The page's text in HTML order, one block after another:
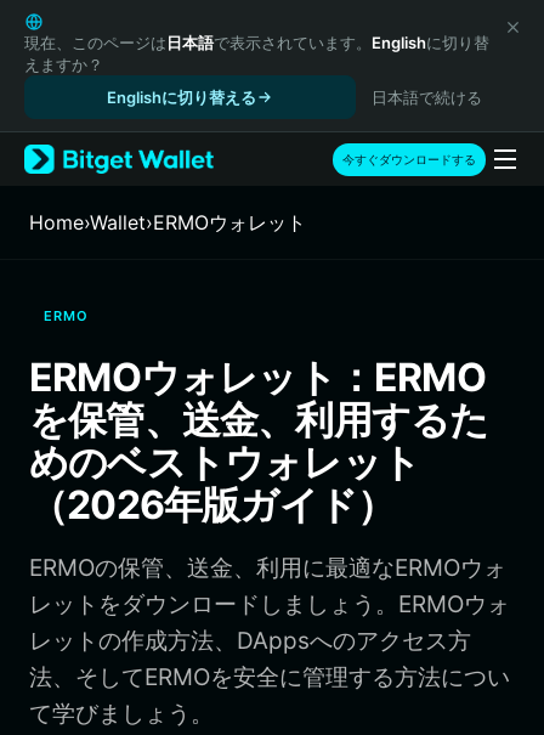
English
日本語
Tiếng Việt
Español (Latinoamérica)
Türkçe
Français
繁體中文
Bahasa Indonesia
ภาษาไทย
हिन्दी
Español
Português (Brasil)
現在、このページは日本語で表示されています。 Englishに切り替
えますか？
Englishに切り替える
日本語で続ける
今すぐダウンロードする
Home›Wallet›ERMOウォレット
ERMO
ERMOウォレット：ERMO
を保管、送金、利用するた
めのベストウォレット
（2026年版ガイド）
ERMOの保管、送金、利用に最適なERMOウォ
レットをダウンロードしましょう。ERMOウォ
レットの作成方法、DAppsへのアクセス方
法、そしてERMOを安全に管理する方法につい
て学びましょう。